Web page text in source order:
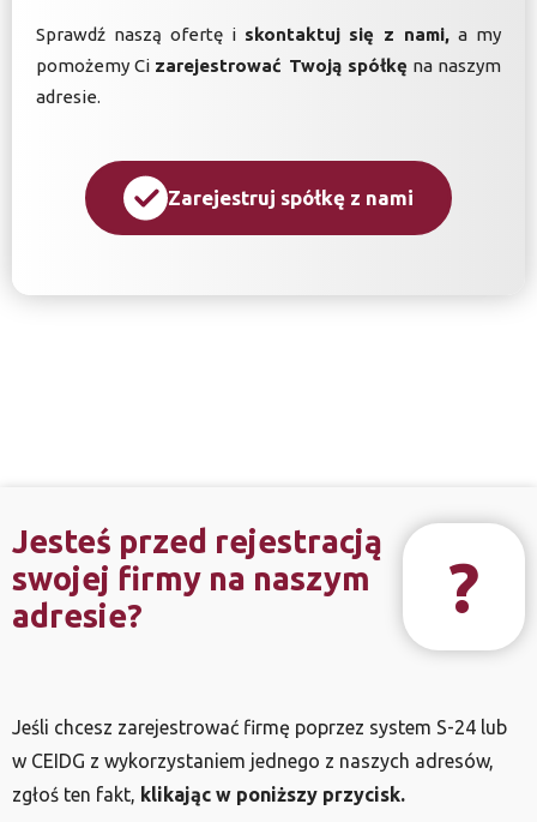
Sprawdź naszą ofertę i skontaktuj się z nami, a my
pomożemy Ci zarejestrować Twoją spółkę na naszym
adresie.
Zarejestruj spółkę z nami
Jesteś przed rejestracją
swojej firmy na naszym
adresie?
?
Jeśli chcesz zarejestrować firmę poprzez system S-24 lub
w CEIDG z wykorzystaniem jednego z naszych adresów,
zgłoś ten fakt, klikając w poniższy przycisk.